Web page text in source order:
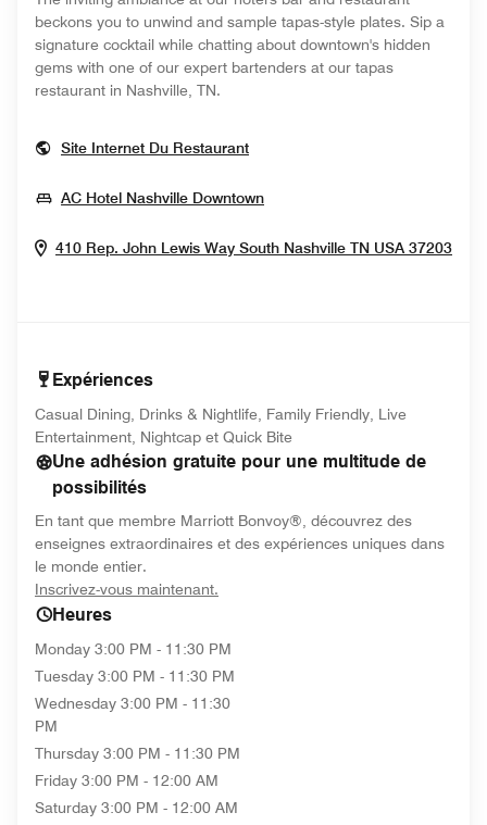
beckons you to unwind and sample tapas-style plates. Sip a
signature cocktail while chatting about downtown's hidden
gems with one of our expert bartenders at our tapas
restaurant in Nashville, TN​.
Site Internet Du RestaurantOpens In New Window
AC Hotel Nashville DowntownOpens In New Window
410 Rep. John Lewis Way South Nashville TN USA 37203
Expériences
Casual Dining, Drinks & Nightlife, Family Friendly, Live
Entertainment, Nightcap et Quick Bite
Une adhésion gratuite pour une multitude de
possibilités
En tant que membre Marriott Bonvoy®, découvrez des
enseignes extraordinaires et des expériences uniques dans
le monde entier.
Inscrivez-vous maintenant.
Heures
Monday 3:00 PM - 11:30 PM
Tuesday 3:00 PM - 11:30 PM
Wednesday 3:00 PM - 11:30
PM
Thursday 3:00 PM - 11:30 PM
Friday 3:00 PM - 12:00 AM
Saturday 3:00 PM - 12:00 AM